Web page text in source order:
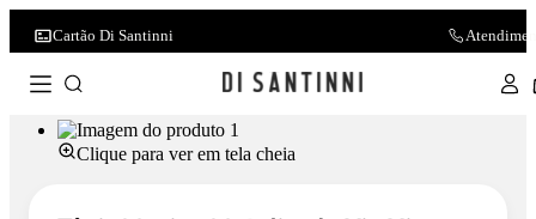
Cartão Di Santinni
Clique para ver em tela cheia